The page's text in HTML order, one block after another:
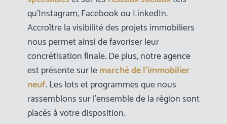
qu’Instagram, Facebook ou LinkedIn.
Accroître la visibilité des projets immobiliers
nous permet ainsi de favoriser leur
concrétisation finale. De plus, notre agence
est présente sur lemarché de l’immobilier
neuf. Les lots et programmes que nous
rassemblons sur l’ensemble de la région sont
placés à votre disposition.